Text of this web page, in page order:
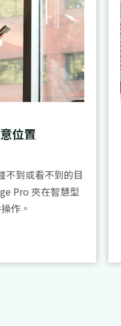
位置
不到或看不到的目
Pro 夾在智慧型
作。